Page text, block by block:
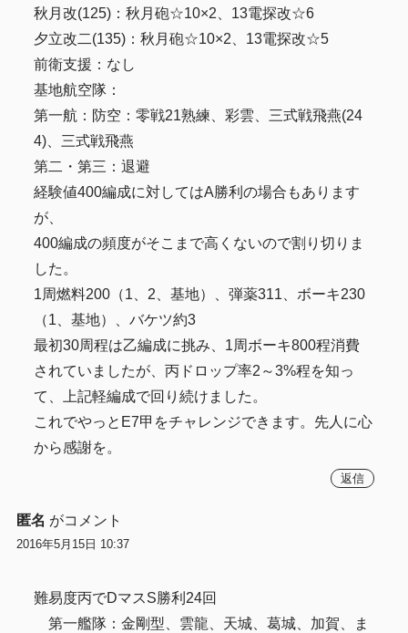
秋月改(125)：秋月砲☆10×2、13電探改☆6
夕立改二(135)：秋月砲☆10×2、13電探改☆5
前衛支援：なし
基地航空隊：
第一航：防空：零戦21熟練、彩雲、三式戦飛燕(24
4)、三式戦飛燕
第二・第三：退避
経験値400編成に対してはA勝利の場合もあります
が、
400編成の頻度がそこまで高くないので割り切りま
した。
1周燃料200（1、2、基地）、弾薬311、ボーキ230
（1、基地）、バケツ約3
最初30周程は乙編成に挑み、1周ボーキ800程消費
されていましたが、丙ドロップ率2～3%程を知っ
て、上記軽編成で回り続けました。
これでやっとE7甲をチャレンジできます。先人に心
から感謝を。
返信
匿名 がコメント
2016年5月15日 10:37
難易度丙でDマスS勝利24回
第一艦隊：金剛型、雲龍、天城、葛城、加賀、ま